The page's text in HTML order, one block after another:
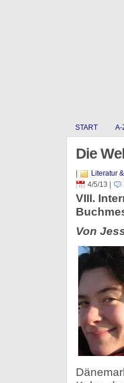
START A-
Die
Literatur
4/5/13
VIII.
Von